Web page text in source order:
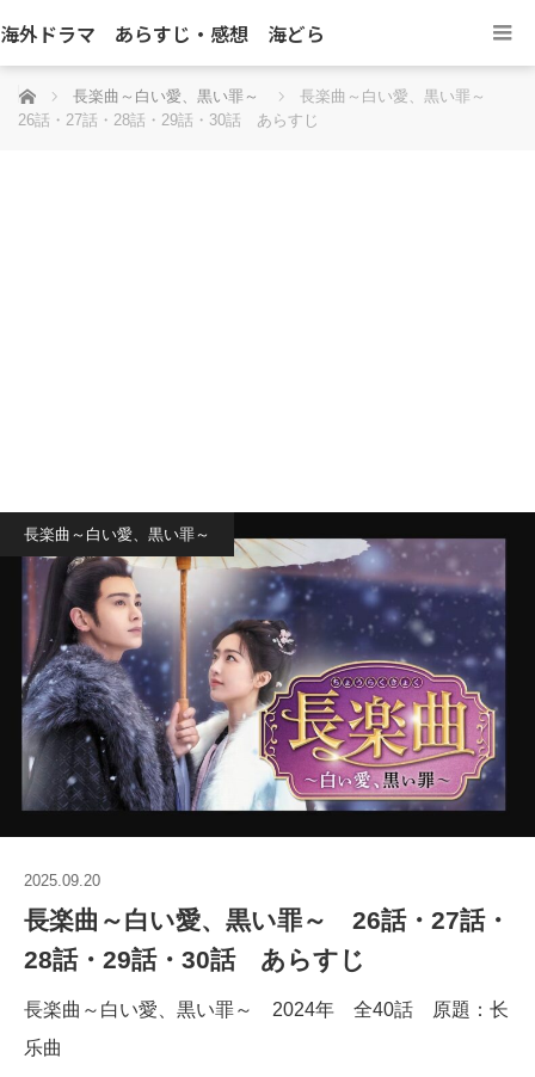
海外ドラマ あらすじ・感想 海どら
ホーム 長楽曲～白い愛、黒い罪～
長楽曲～白い愛、黒い罪～
26話・27話・28話・29話・30話 あらすじ
長楽曲～白い愛、黒い罪～
2025.09.20
長楽曲～白い愛、黒い罪～ 26話・27話・
28話・29話・30話 あらすじ
長楽曲～白い愛、黒い罪～ 2024年 全40話 原題：长
乐曲